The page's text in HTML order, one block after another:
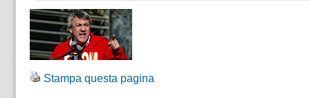
Stampa questa pagina